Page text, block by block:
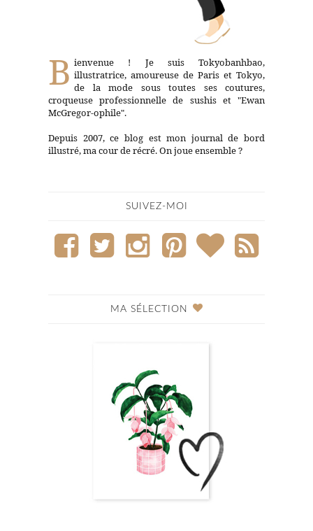
B ienvenue ! Je suis Tokyobanhbao,
illustratrice, amoureuse de Paris et Tokyo,
de la mode sous toutes ses coutures,
croqueuse professionnelle de sushis et "Ewan
McGregor-ophile".
Depuis 2007, ce blog est mon journal de bord
illustré, ma cour de récré. On joue ensemble ?
SUIVEZ-MOI
MA SÉLECTION